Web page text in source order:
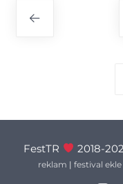
FestTR 2018-
reklam | festival ekle